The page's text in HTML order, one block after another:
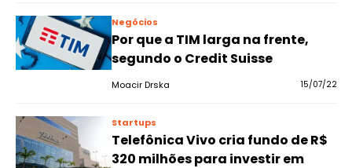
Negócios
Por que a TIM larga na frente,
segundo o Credit Suisse
Moacir Drska 15/07/22
Startups
Telefônica Vivo cria fundo de R$
320 milhões para investir em